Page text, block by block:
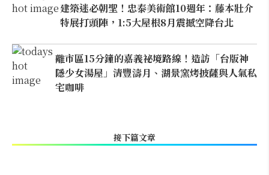
建築迷必朝聖！忠泰美術館10週年：藤本壯介
特展打頭陣，1:5大屋根8月震撼空降台北
離市區15分鐘的嘉義祕境路線！造訪「台版神
隱少女湯屋」清豐濤月、湖景窯烤披薩與人氣私
宅咖啡
接下篇文章